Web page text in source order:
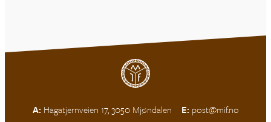
A:Hagatjernveien 17, 3050 Mjøndalen E: post@mif.no